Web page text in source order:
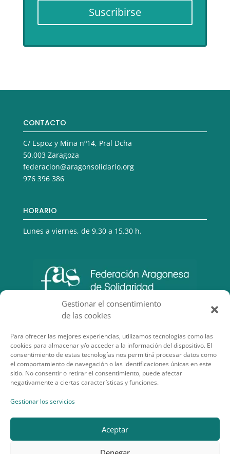
Gestionar el consentimiento
de las cookies
Para ofrecer las mejores experiencias, utilizamos tecnologías como las
cookies para almacenar y/o acceder a la información del dispositivo. El
consentimiento de estas tecnologías nos permitirá procesar datos como
el comportamiento de navegación o las identificaciones únicas en este
sitio. No consentir o retirar el consentimiento, puede afectar
negativamente a ciertas características y funciones.
Gestionar los servicios
Aceptar
Suscribirse
CONTACTO
C/ Espoz y Mina nº14, Pral Dcha
50.003 Zaragoza
federacion@aragonsolidario.org
976 396 386
HORARIO
Lunes a viernes, de 9.30 a 15.30 h.
SECCIONES DE INTERÉS